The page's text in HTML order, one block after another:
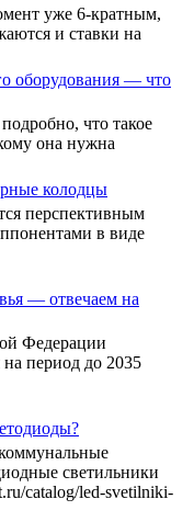
уже 6-кратным,
и ставки на
оборудования — что
что такое
она нужна
колодцы
перспективным
в виде
— отвечаем на
Федерации
на период до 2035
светильники
catalog/led-svetilniki-